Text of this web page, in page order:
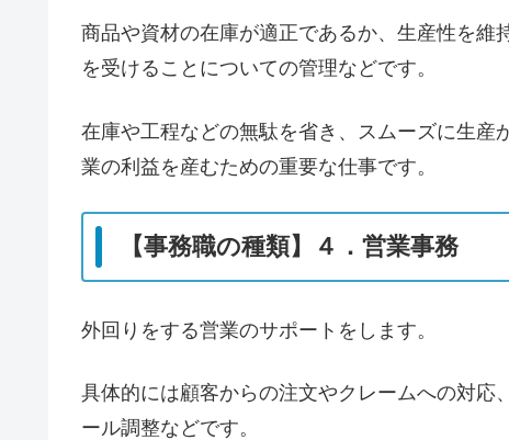
商品や資材の在庫が適正であるか、生産性を維
を受けることについての管理などです。
在庫や工程などの無駄を省き、スムーズに生産
業の利益を産むための重要な仕事です。
【事務職の種類】４．営業事務
外回りをする営業のサポートをします。
具体的には顧客からの注文やクレームへの対応
ール調整などです。